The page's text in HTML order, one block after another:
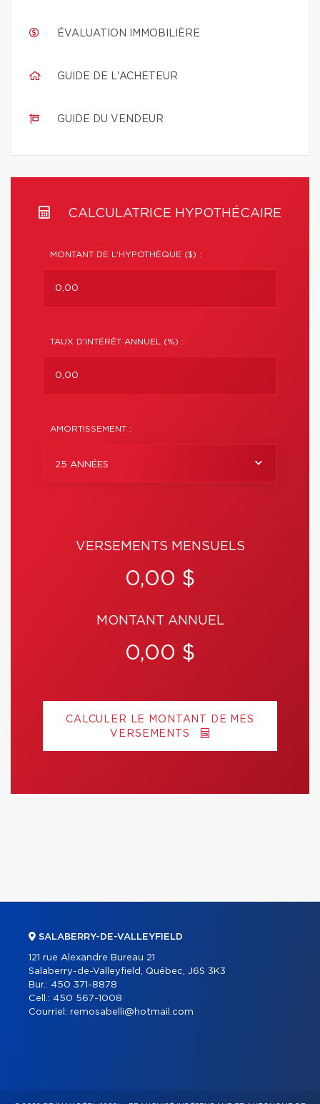
ÉVALUATION IMMOBILIÈRE
GUIDE DE L'ACHETEUR
GUIDE DU VENDEUR
CALCULATRICE HYPOTHÉCAIRE
MONTANT DE L'HYPOTHÈQUE ($) :
TAUX D'INTÉRÊT ANNUEL (%) :
AMORTISSEMENT :
25 ANNÉES
VERSEMENTS MENSUELS
0,00 $
MONTANT ANNUEL
0,00 $
CALCULER LE MONTANT DE MES
VERSEMENTS
SALABERRY-DE-VALLEYFIELD
121 rue Alexandre Bureau 21
Salaberry-de-Valleyfield, Québec, J6S 3K3
Bur.: 450 371-8878
Cell.: 450 567-1008
Courriel: remosabelli@hotmail.com